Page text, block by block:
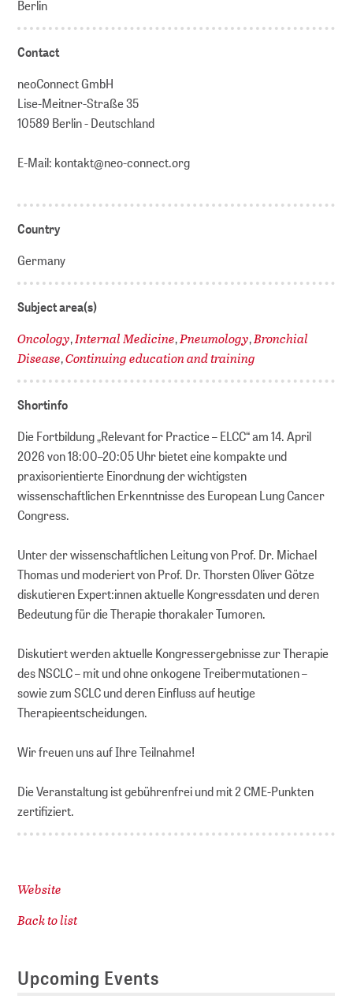
Berlin
Contact
neoConnect GmbH
Lise-Meitner-Straße 35
10589 Berlin - Deutschland
E-Mail: kontakt@neo-connect.org
Country
Germany
Subject area(s)
Oncology,Internal Medicine,Pneumology,Bronchial
Disease,Continuing education and training
Shortinfo
Die Fortbildung „Relevant for Practice – ELCC“ am 14. April
2026 von 18:00–20:05 Uhr bietet eine kompakte und
praxisorientierte Einordnung der wichtigsten
wissenschaftlichen Erkenntnisse des European Lung Cancer
Congress.
Unter der wissenschaftlichen Leitung von Prof. Dr. Michael
Thomas und moderiert von Prof. Dr. Thorsten Oliver Götze
diskutieren Expert:innen aktuelle Kongressdaten und deren
Bedeutung für die Therapie thorakaler Tumoren.
Diskutiert werden aktuelle Kongressergebnisse zur Therapie
des NSCLC – mit und ohne onkogene Treibermutationen –
sowie zum SCLC und deren Einfluss auf heutige
Therapieentscheidungen.
Wir freuen uns auf Ihre Teilnahme!
Die Veranstaltung ist gebührenfrei und mit 2 CME-Punkten
zertifiziert.
Website
Back to list
Upcoming Events